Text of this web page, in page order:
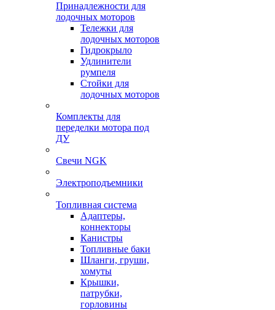
Принадлежности для
лодочных моторов
Тележки для
лодочных моторов
Гидрокрыло
Удлинители
румпеля
Стойки для
лодочных моторов
Комплекты для
переделки мотора под
ДУ
Свечи NGK
Электроподъемники
Топливная система
Адаптеры,
коннекторы
Канистры
Топливные баки
Шланги, груши,
хомуты
Крышки,
патрубки,
горловины